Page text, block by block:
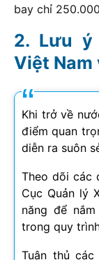
bay chỉ
Lưu ý
Việt Nam
Khi trở về
điểm quan
diễn ra suôn
Theo dõi các
Cục Quản lý
năng để
trong quy
Tuân thủ